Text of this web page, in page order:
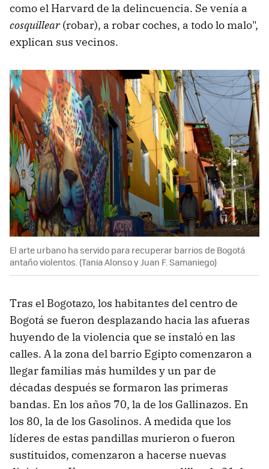
como el Harvard de la delincuencia. Se venía a
cosquillear(robar), a robar coches, a todo lo malo",
explican sus vecinos.
El arte urbano ha servido para recuperar barrios de Bogotá
antaño violentos. (Tania Alonso y Juan F. Samaniego)
Tras el Bogotazo, los habitantes del centro de
Bogotá se fueron desplazando hacia las afueras
huyendo de la violencia que se instaló en las
calles. A la zona del barrio Egipto comenzaron a
llegar familias más humildes y un par de
décadas después se formaron las primeras
bandas. En los años 70, la de los Gallinazos. En
los 80, la de los Gasolinos. A medida que los
líderes de estas pandillas murieron o fueron
sustituidos, comenzaron a hacerse nuevas